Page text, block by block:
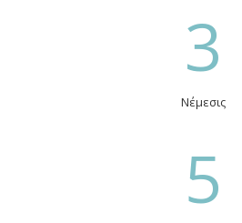
3
Νέμεσις
5